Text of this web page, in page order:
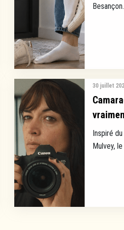
30 juillet
Inspiré
Mulvey,